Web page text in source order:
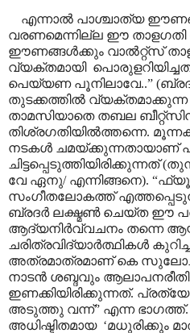
എന്നാൽ പാശ്ചാത്യ
വരണമെന്നില്ല ഈ താളഗതി
ഈണങ്ങൾക്കും വാൽറ്റ്സ്
വ്യക്തമായി
പെയ്യണ പൂനിലാവേ..” (ബ്രദർ
തുടക്കത്തിൽ വ്യക്തമാക്കുന്ന
താമസിയാതെ തബല
തിശ്രഗതിയിൽത്തന്നെ.
നടകൾ ചമയ്ക്കുന്നതായാണ്
ചിട്ടപ്പെടുത്തിയിരിക്കുന്നത്
വേ ഏനു/ എന്നിങ്ങനെ).
സംഗീതലോകത്ത്
ബ്രദർ ലക്ഷ്മൺ ചെയ്ത ഈ
ആദ്യനിർവ്വചനം തന്നെ
ചരിത്രവിദ്യാർത്ഥികൾ
അത്രമാത്രമാണ് കെ
നാടൻ ശബ്ദവും
ഇണക്കിയിരിക്കുന്നത്.
അടുത്തു വന്ന്” എന്ന ഭാഗത്ത്.
അധിഷ്ടിതമായ ‘മധുരിക്കും